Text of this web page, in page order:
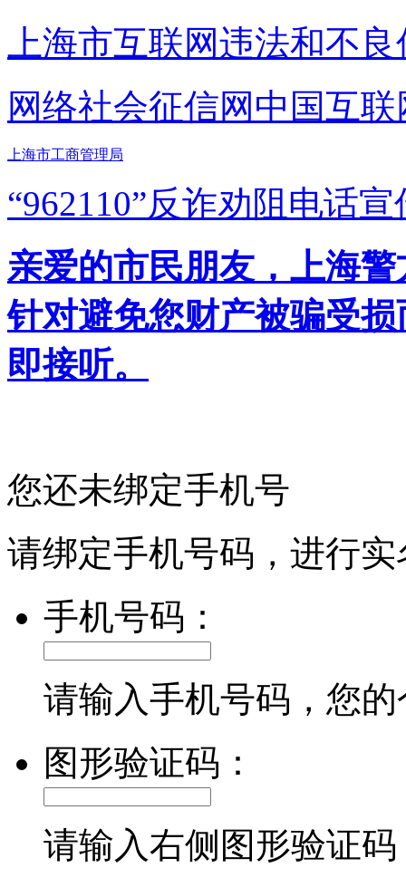
上海市互联网违法和不
网络社会征信网 中国互
上海市工商管理局
“962110”反诈劝阻电话宣
亲爱的市民朋友，上海
针对避免您财产被骗受
即接听。
您还未绑定手机号
请绑定手机号码，进行
手机号码：
请输入手机号码，您
图形验证码：
请输入右侧图形验证码